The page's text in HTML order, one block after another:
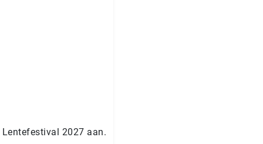
2027 aan.